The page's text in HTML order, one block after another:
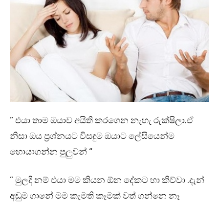
” එයා තාම ඔයාව අයිති කරගෙන නැහැ රුක්ෂිලා.ඒ
නිසා ඔය ප්‍රශ්නයට විසඳුම ඔයාට ලේසියෙන්ම
හොයාගන්න පුලුවන් “
” මුලදි නම් එයා මම කියන ඕන දේකට හා කිව්වා .දැන්
අඩුම ගානේ මම කැමති කෑමක් වත් ගන්නෙ නෑ